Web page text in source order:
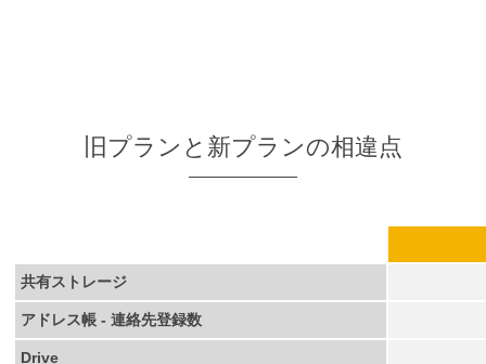
旧プランと新プランの相違点
共有ストレージ
アドレス帳 - 連絡先登録数
Drive